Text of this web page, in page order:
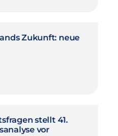
Zukunft: neue
stellt 41.
vor